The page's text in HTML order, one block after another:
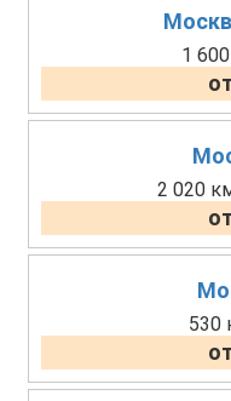
1
2 020
530